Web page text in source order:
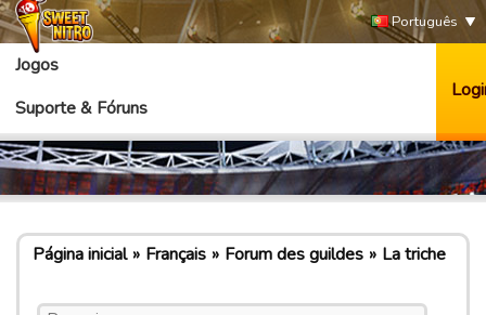
Português
Jogos
Suporte & Fóruns
Página inicial Français Forum des guildes La triche